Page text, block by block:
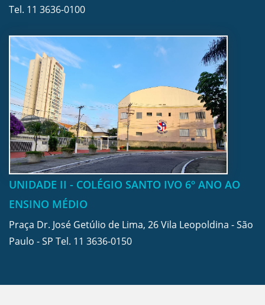
Tel. 11 3636-0100
UNIDADE II - COLÉGIO SANTO IVO 6º ANO AO
ENSINO MÉDIO
Praça Dr. José Getúlio de Lima, 26 Vila Leopoldina - São
Paulo - SP Tel. 11 3636-0150